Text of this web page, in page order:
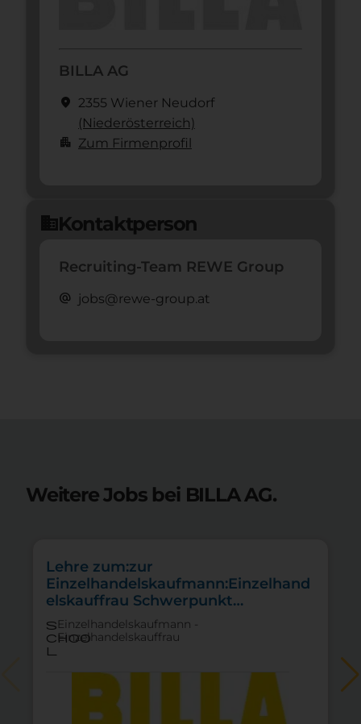
BILLA AG
location_on 2355 Wiener Neudorf
(Nieder­österreich)
apartment Zum Firmenprofil
domainKontaktperson
Recruiting-Team REWE Group
alternate_email jobs@rewe-group.at
Weitere Jobs bei BILLA AG.
Lehre zum:zur
Einzelhandelskaufmann:Einzelhand
elskauffrau Schwerpunkt
Lebensmittel
s
choo
l
Einzelhandelskaufmann -
Einzelhandelskauffrau